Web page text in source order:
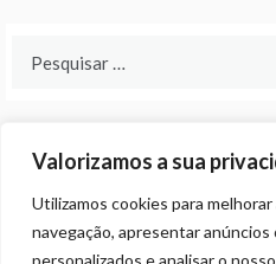
Valorizamos a sua
Utilizamos cookies para
navegação, apresentar
personalizados e analisar o
© ALL RIGHTS RESERVED 2024